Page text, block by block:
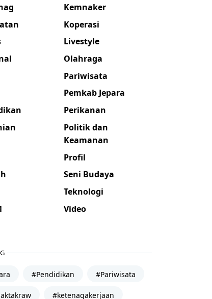
Kemnaker
Koperasi
Livestyle
Olahraga
Pariwisata
Pemkab Jepara
Perikanan
Politik dan
Keamanan
Profil
Seni Budaya
Teknologi
Video
#Pendidikan #Pariwisata
#ketenagakerjaan